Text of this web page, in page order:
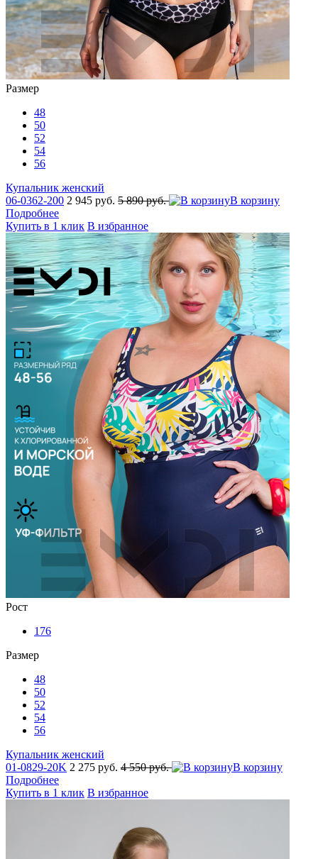
Размер
48
50
52
54
56
Купальник женский
06-0362-200 2 945 руб. 5 890 руб.
В корзину
Подробнее
Купить в 1 клик В избранное
Рост
176
Размер
48
50
52
54
56
Купальник женский
01-0829-20K 2 275 руб. 4 550 руб.
В корзину
Подробнее
Купить в 1 клик В избранное